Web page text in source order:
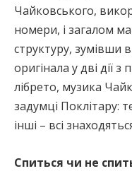
Чайковського,
номери, і загалом
структуру, зумівши
оригінала у дві дії
лібрето, музика
задумці Поклітару:
інші – всі
Спиться чи не